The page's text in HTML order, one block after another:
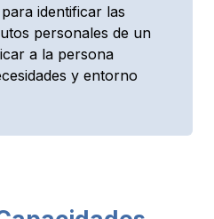
identificar las
personales de un
a la persona
y entorno